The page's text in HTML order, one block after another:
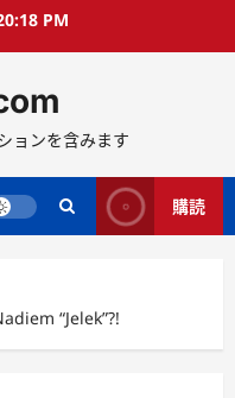
PM
ョンを含みます
購読
“Jelek”?!